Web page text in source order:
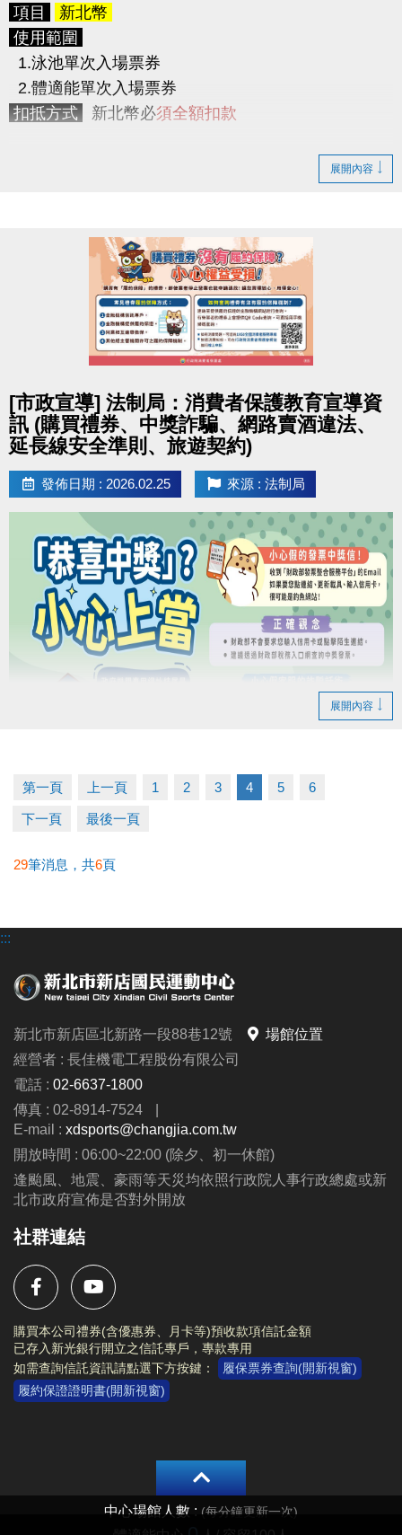
> 初測及尾測2次，並提供測量報告。
3. LP SUPPORT 肌力訓練帶1條
競賽檢測
請參賽者於下列時間內至3F櫃台報到測量
依初測及尾測的體脂率做比較，以體指率下降百分比
男、女子組各取前3名，男女綜合排名取總冠軍1名。
競賽排名及獎項如下： ( 量測時須穿著輕便衣物，
並配合教練指示。)
分組排名
亞軍：[船井] 酸痛按摩機尊爵款
季軍：[快樂夥伴] 亞瑟士慢跑鞋 GT-1000
綜合排名[加碼獎] 總冠軍 1 名：[火星計畫] 火神無線
吹風機
參賽優惠
於競賽期間內，參賽者出示本活動之月卡，即可享有
(原價200元/次)
成績公佈
樓，並同步公告於中心官網及官方fb粉專。
2026/6/24 (三) ~ 6/30 (二) 6:00~21:00止
請得獎人攜帶本活動月卡及身分證，於期間內至中心
三樓櫃台簽收領獎；如逾期未領取獎項，則視同放棄
項之權利。
►本中心保有最終修改、活動解釋及取消本活動之權
利；參加者於參加活動同時，即同意接受並遵守此活
動辦法與注意事項等規範。
活動內容及注意事項等相關資訊，請詳閱活動海報 。
項目
新北幣
使用範圍
1.泳池單次入場票券
2.體適能單次入場票券
扣抵方式 新北幣必須全額扣款
2.體適能單次入場票券
3.現場場地及球具租借
5.身體組成分析檢測(TANITA系統)
限本人使用，請於1小時內進行抵用
期限及隔日無效，請重新領券。
2.欲抵用時，請向合作店家出示此QR-Code，並提供
簡訊驗證碼予店員進行驗證，完成消費抵用後，無法
3.如折抵不足，僅受理現金補差額 。
> 運動幣可全額或部分折抵
> 運動幣民眾使用說明 https://reurl.cc/npVxrn
※新北幣與運動幣限擇一使用，
僅供現場臨櫃消費使
用，皆不可退費。
展開內容
[市政宣導] 法制局：消費者保護教育宣導資
訊 (購買禮券、中獎詐騙、網路賣酒違法、
延長線安全準則、旅遊契約)
發佈日期 : 2026.02.25 來源 : 法制局
展開內容
第一頁 上一頁 1 2 3 4 5 6
下一頁 最後一頁
29筆消息，共6頁
:::
新北市新店區北新路一段88巷12號
場館位置
經營者 : 長佳機電工程股份有限公司
電話 : 02-6637-1800
傳真 : 02-8914-7524
|
E-mail : xdsports@changjia.com.tw
開放時間 : 06:00~22:00 (除夕、初一休館)
逢颱風、地震、豪雨等天災均依照行政院人事行政總處或新
北市政府宣佈是否對外開放
社群連結
購買本公司禮券(含優惠券、月卡等)預收款項信託金額
已存入新光銀行開立之信託專戶，專款專用
如需查詢信託資訊請點選下方按鍵：
履保票券查詢(開新視窗)
履約保證證明書(開新視窗)